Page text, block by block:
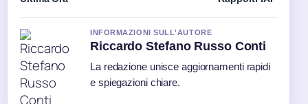
INFORMAZIONI SULL'AUTORE
Riccardo Stefano Russo Conti
La redazione unisce aggiornamenti rapidi
e spiegazioni chiare.